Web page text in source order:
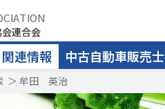
連合会
関連情報 中古自動車販売士
＞ 牟田 英治